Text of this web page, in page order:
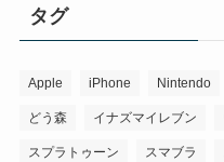
タグ
Apple iPhone Nintendo
どう森 イナズマイレブン
スプラトゥーン スマブラ